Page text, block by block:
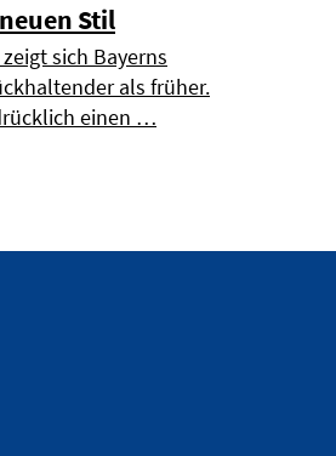
Stil
sich Bayerns
als früher.
einen …